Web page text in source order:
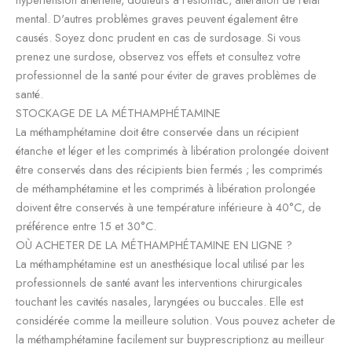
mental. D'autres problèmes graves peuvent également être
causés. Soyez donc prudent en cas de surdosage. Si vous
prenez une surdose, observez vos effets et consultez votre
professionnel de la santé pour éviter de graves problèmes de
santé.
STOCKAGE DE LA MÉTHAMPHÉTAMINE
La méthamphétamine doit être conservée dans un récipient
étanche et léger et les comprimés à libération prolongée doivent
être conservés dans des récipients bien fermés ; les comprimés
de méthamphétamine et les comprimés à libération prolongée
doivent être conservés à une température inférieure à 40°C, de
préférence entre 15 et 30°C.
OÙ ACHETER DE LA MÉTHAMPHÉTAMINE EN LIGNE ?
La méthamphétamine est un anesthésique local utilisé par les
professionnels de santé avant les interventions chirurgicales
touchant les cavités nasales, laryngées ou buccales. Elle est
considérée comme la meilleure solution. Vous pouvez acheter de
la méthamphétamine facilement sur buyprescriptionz au meilleur